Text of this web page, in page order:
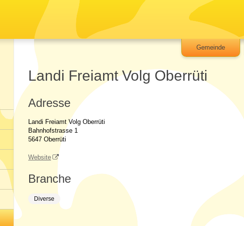
Gemeinde
Landi Freiamt Volg Oberrüti
Adresse
Landi Freiamt Volg Oberrüti
Bahnhofstrasse 1
5647 Oberrüti
Website
Branche
Diverse